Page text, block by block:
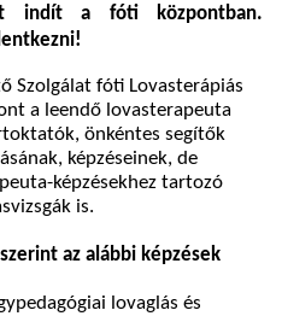
indít a fóti központban.
Szolgálat fóti Lovasterápiás
a leendő lovasterapeuta
önkéntes segítők
képzéseinek, de
képzésekhez tartozó
is.
az alábbi képzések
lovaglás és